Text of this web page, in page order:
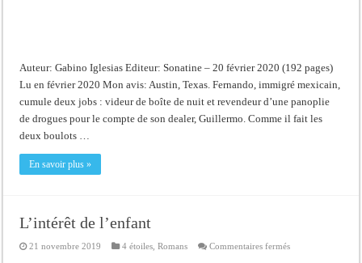
Auteur: Gabino Iglesias Editeur: Sonatine – 20 février 2020 (192 pages)
Lu en février 2020 Mon avis: Austin, Texas. Fernando, immigré mexicain,
cumule deux jobs : videur de boîte de nuit et revendeur d’une panoplie
de drogues pour le compte de son dealer, Guillermo. Comme il fait les
deux boulots …
En savoir plus »
L’intérêt de l’enfant
21 novembre 2019 4 étoiles ,Romans Commentaires ferméssur